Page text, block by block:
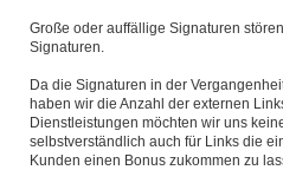
Große oder auffällige Signaturen
Signaturen.
Da die Signaturen in der
haben wir die Anzahl der externen
Dienstleistungen möchten wir uns
selbstverständlich auch für Links die
Kunden einen Bonus zukommen zu